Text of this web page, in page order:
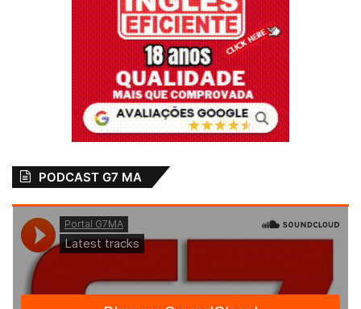
PODCAST G7 MA